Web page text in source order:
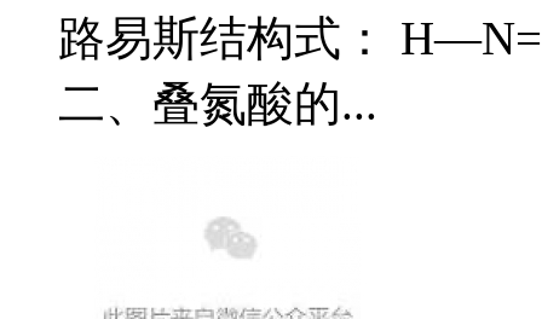
路易斯结构式：
二、叠氮酸的...